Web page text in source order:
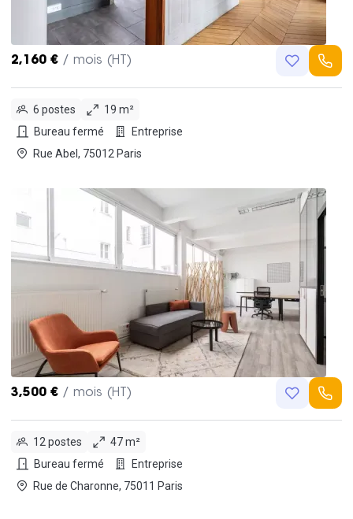
2,160 € / mois (HT)
6 postes
19 m²
Bureau fermé
Entreprise
Rue Abel, 75012 Paris
3,500 € / mois (HT)
12 postes
47 m²
Bureau fermé
Entreprise
Rue de Charonne, 75011 Paris